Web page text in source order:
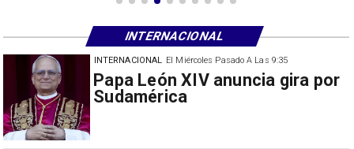
El Miércoles Pasado A Las 9:35
China restringe exportación de
drones a EEUU y sanciona
INTERNACIONAL
INTERNACIONAL